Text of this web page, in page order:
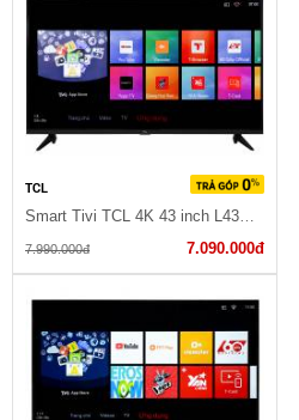
TCL
7.990.000đ 7.090.000đ